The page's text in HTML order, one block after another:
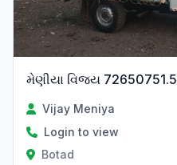
મેણીયા વિજય 72650751.5
Vijay Meniya
Login to view
Botad